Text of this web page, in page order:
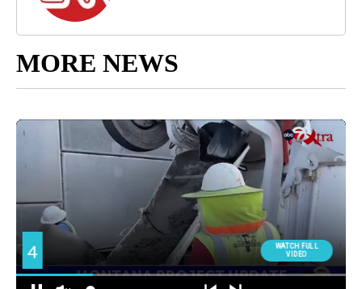
MORE NEWS